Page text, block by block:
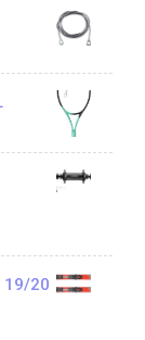
19/20